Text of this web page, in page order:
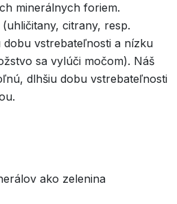
minerálnych foriem.
citrany, resp.
dobu vstrebateľnosti a nízku
sa vylúči močom). Náš
dlhšiu dobu vstrebateľnosti
ako zelenina